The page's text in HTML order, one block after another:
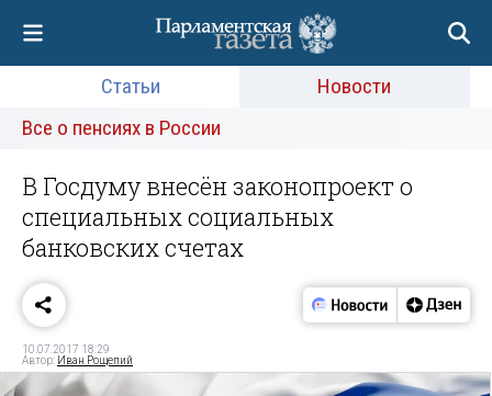
Статьи
Новости
Все о пенсиях в России
В Госдуму внесён законопроект о
специальных социальных
банковских счетах
10.07.2017 18:29
Автор: Иван Рощепий